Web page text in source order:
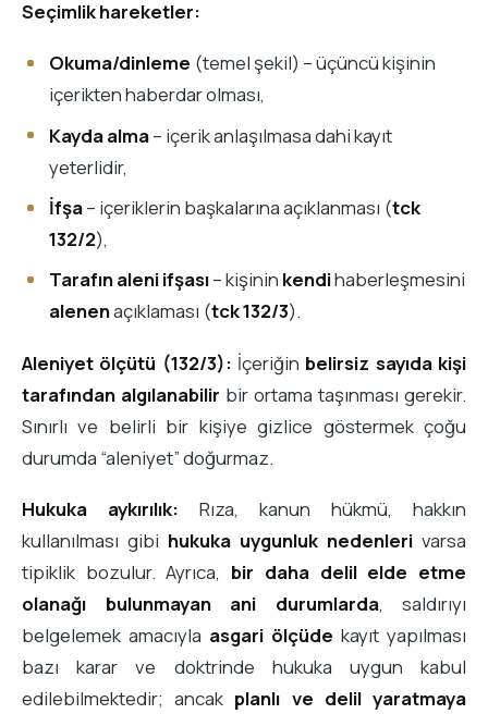
Seçimlik hareketler:
Okuma/dinleme (temel şekil) – üçüncü kişinin
içerikten haberdar olması,
Kayda alma– içerik anlaşılmasa dahi kayıt
yeterlidir,
İfşa– içeriklerin başkalarına açıklanması (tck
132/2),
Tarafın aleni ifşası– kişinin kendihaberleşmesini
alenenaçıklaması (tck 132/3).
Aleniyet ölçütü (132/3): İçeriğin belirsiz sayıda kişi
tarafından algılanabilir bir ortama taşınması gerekir.
Sınırlı ve belirli bir kişiye gizlice göstermek çoğu
durumda “aleniyet” doğurmaz.
Hukuka aykırılık: Rıza, kanun hükmü, hakkın
kullanılması gibi hukuka uygunluk nedenleri varsa
tipiklik bozulur. Ayrıca, bir daha delil elde etme
olanağı bulunmayan ani durumlarda, saldırıyı
belgelemek amacıyla asgari ölçüde kayıt yapılması
bazı karar ve doktrinde hukuka uygun kabul
edilebilmektedir; ancak planlı ve delil yaratmaya